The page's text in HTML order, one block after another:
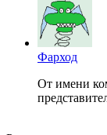
Фарход
От имени